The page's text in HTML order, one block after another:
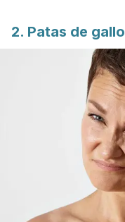
2. Patas de gallo